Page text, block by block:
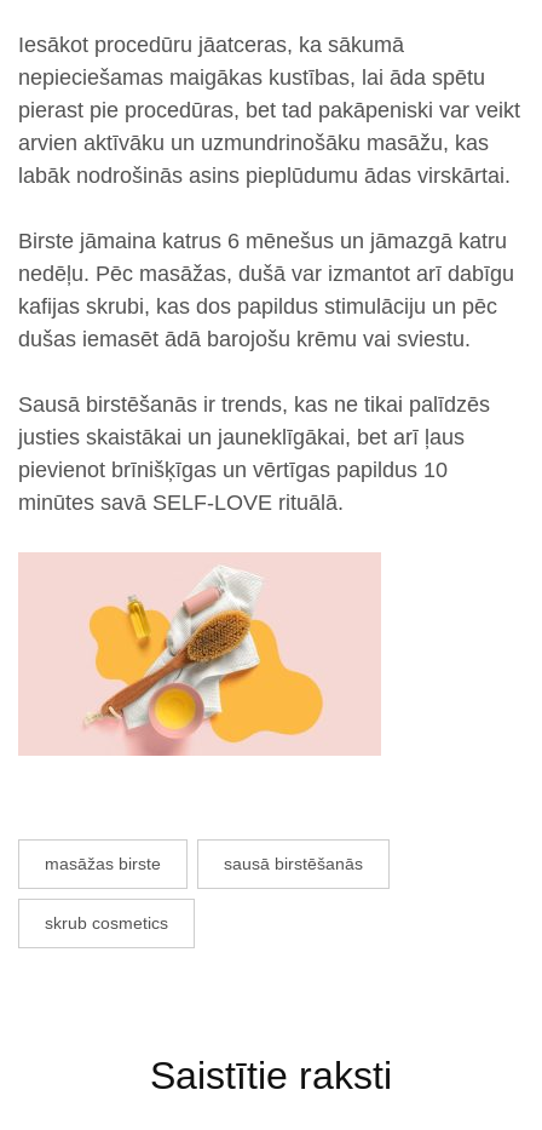
Iesākot procedūru jāatceras, ka sākumā
nepieciešamas maigākas kustības, lai āda spētu
pierast pie procedūras, bet tad pakāpeniski var veikt
arvien aktīvāku un uzmundrinošāku masāžu, kas
labāk nodrošinās asins pieplūdumu ādas virskārtai.
Birste jāmaina katrus 6 mēnešus un jāmazgā katru
nedēļu. Pēc masāžas, dušā var izmantot arī dabīgu
kafijas skrubi, kas dos papildus stimulāciju un pēc
dušas iemasēt ādā barojošu krēmu vai sviestu.
Sausā birstēšanās ir trends, kas ne tikai palīdzēs
justies skaistākai un jauneklīgākai, bet arī ļaus
pievienot brīnišķīgas un vērtīgas papildus 10
minūtes savā SELF-LOVE rituālā.
masāžas birste sausā birstēšanās
skrub cosmetics
Saistītie raksti